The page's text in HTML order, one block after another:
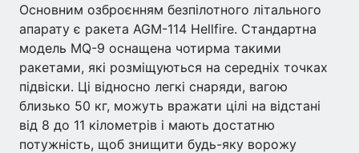
Основним озброєнням безпілотного літального
апарату є ракета AGM-114 Hellfire. Стандартна
модель MQ-9 оснащена чотирма такими
ракетами, які розміщуються на середніх точках
підвіски. Ці відносно легкі снаряди, вагою
близько 50 кг, можуть вражати цілі на відстані
від 8 до 11 кілометрів і мають достатню
потужність, щоб знищити будь-яку ворожу